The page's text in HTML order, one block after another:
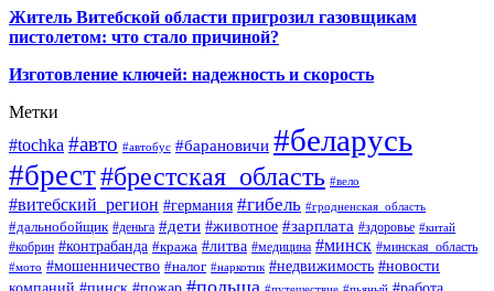
Житель Витебской области пригрозил газовщикам
пистолетом: что стало причиной?
Изготовление ключей: надежность и скорость
Метки
#tochka #авто #автобус #барановичи #беларусь
#брест#брестская_область #вело
#витебский_регион #германия #гибель #гродненская_область
#дальнобойщик #деньга #дети #животное #зарплата #здоровье #китай
#кобрин #контрабанда #кража #литва #медицина #минск #минская_область
#мото #мошенничество #налог #наркотик #недвижимость #новости
#польша